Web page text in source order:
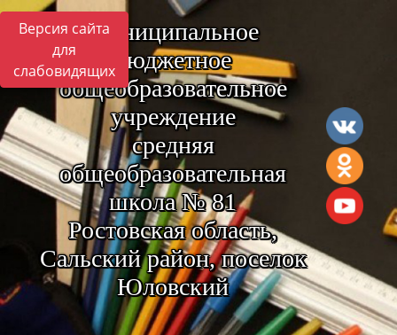
Версия сайта
для
слабовидящих
Муниципальное
бюджетное
общеобразовательное
учреждение
средняя
общеобразовательная
школа № 81
Ростовская область,
Сальский район, поселок
Юловский